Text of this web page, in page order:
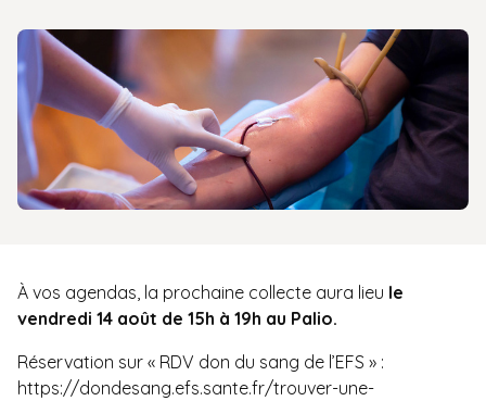
À vos agendas, la prochaine collecte aura lieu le
vendredi 14 août de 15h à 19h au Palio.
Réservation sur « RDV don du sang de l’EFS » :
https://dondesang.efs.sante.fr/trouver-une-